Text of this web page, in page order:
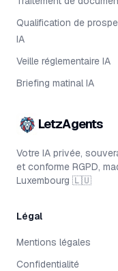
Qualification de
IA
Veille réglementaire IA
Briefing matinal IA
LetzAgents
Votre IA privée,
et conforme RGPD,
Luxembourg 🇱🇺
Légal
Mentions légales
Confidentialité